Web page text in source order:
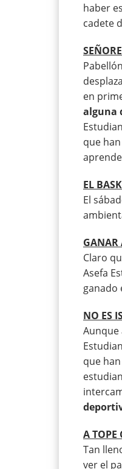
haber
cadete
en
alguna
que
EL
El
GANAR
Claro
Asefa
ganado
NO ES
Aunque
que
A TOPE
Tan
ver el